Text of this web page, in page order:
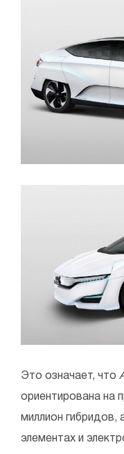
Это означает, что
ориентирована на
миллион гибридов,
элементах и